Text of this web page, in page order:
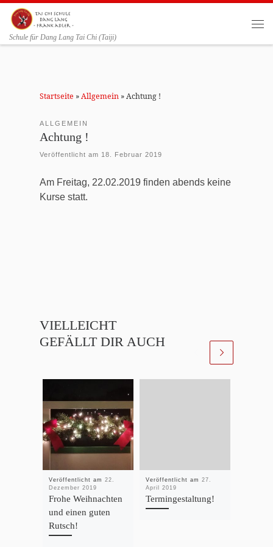
Zum Inhalt springen
Schule für Dang Lang Tai Chi (Taiji)
Startseite »Allgemein »Achtung !
ALLGEMEIN
Achtung !
Veröffentlicht am 18. Februar 2019
Am Freitag, 22.02.2019 finden abends keine
Kurse statt.
VIELLEICHT
GEFÄLLT DIR AUCH
Veröffentlicht am22.
Dezember 2019
Frohe Weihnachten
und einen guten
Rutsch!
Veröffentlicht am27.
April 2019
Termingestaltung!